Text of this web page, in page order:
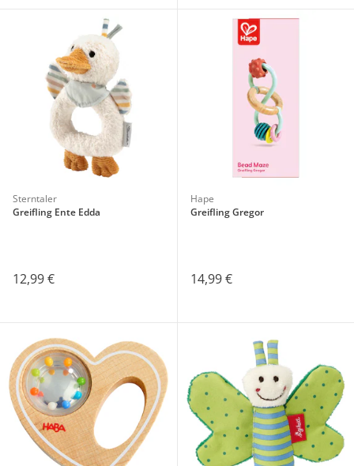
Sterntaler
Greifling Ente Edda
12,99 €
Hape
Greifling Gregor
14,99 €